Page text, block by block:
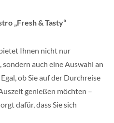
„Fresh & Tasty“
Ihnen nicht nur
auch eine Auswahl an
ob Sie auf der Durchreise
genießen möchten –
dafür, dass Sie sich